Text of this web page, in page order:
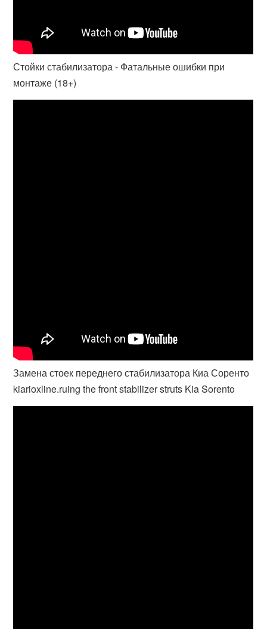
Стойки стабилизатора - Фатальные ошибки при
монтаже (18+)
Замена стоек переднего стабилизатора Киа Соренто
kiarioxline.ruing the front stabilizer struts Kia Sorento